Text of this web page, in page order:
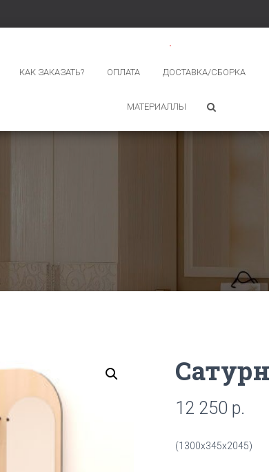
КАК ЗАКАЗАТЬ? ОПЛАТА ДОСТАВКА/СБОРКА
МАТЕРИАЛЛЫ
Сатурн
12 250 р.
(1300х345х2045)